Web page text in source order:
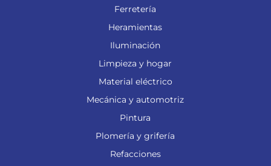
Ferretería
Heramientas
Iluminación
Limpieza y hogar
Material eléctrico
Mecánica y automotriz
Pintura
Plomería y grifería
Refacciones